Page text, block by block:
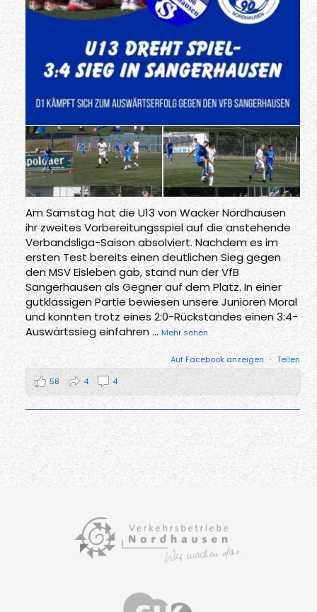
Am Samstag hat die U13 von Wacker Nordhausen
ihr zweites Vorbereitungsspiel auf die anstehende
Verbandsliga-Saison absolviert. Nachdem es im
ersten Test bereits einen deutlichen Sieg gegen
den MSV Eisleben gab, stand nun der VfB
Sangerhausen als Gegner auf dem Platz. In einer
gutklassigen Partie bewiesen unsere Junioren Moral
und konnten trotz eines 2:0-Rückstandes einen 3:4-
Auswärtssieg einfahren ... Mehr sehen
Auf Facebook anzeigen · Teilen
58
4 4